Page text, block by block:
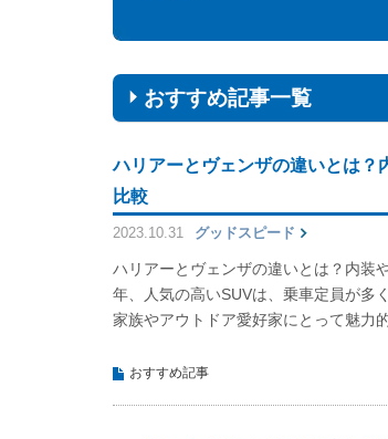
おすすめ記事一覧
ハリアーとヴェンザの違いとは？
比較
2023.10.31 グッドスピード
ハリアーとヴェンザの違いとは？内装
年、人気の高いSUVは、乗車定員が多
家族やアウトドア愛好家にとって魅力
おすすめ記事